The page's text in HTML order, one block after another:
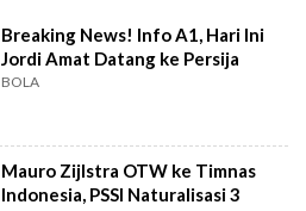
Breaking News! Info A1, Hari Ini
Jordi Amat Datang ke Persija
BOLA
Mauro Zijlstra OTW ke Timnas
Indonesia, PSSI Naturalisasi 3